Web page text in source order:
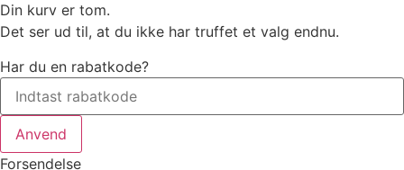
Din kurv er tom.
Det ser ud til, at du ikke har truffet et valg endnu.
Har du en rabatkode?
Anvend
Forsendelse